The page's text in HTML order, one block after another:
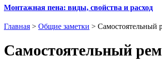
Монтажная пена: виды, свойства и расход
Главная > Общие заметки > Самостоятельный
Самостоятельный